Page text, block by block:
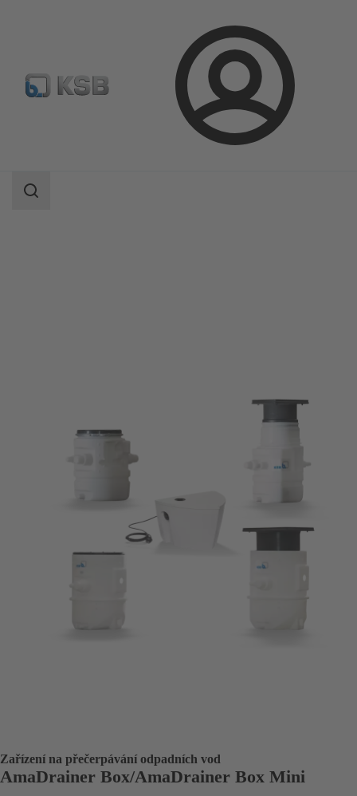
Přihlášení
AmaDrainer Box/AmaDrainer Box Mini
Rozsah
Zařízení na přečerpávání odpadních vod
AmaDrainer Box/AmaDrainer Box Mini